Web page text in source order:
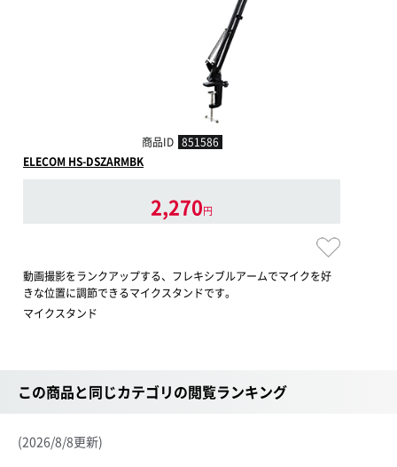
商品ID 851586
ELECOM HS-DSZARMBK
2,270円
動画撮影をランクアップする、フレキシブルアームでマイクを好
きな位置に調節できるマイクスタンドです。
マイクスタンド
この商品と同じカテゴリの閲覧ランキング
(2026/8/8更新)